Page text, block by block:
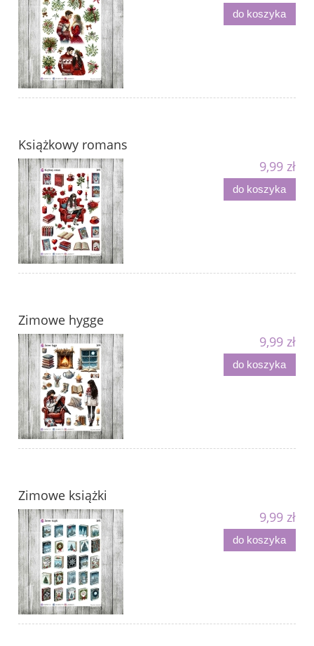
do koszyka
Książkowy romans
9,99 zł
do koszyka
Zimowe hygge
9,99 zł
do koszyka
Zimowe książki
9,99 zł
do koszyka